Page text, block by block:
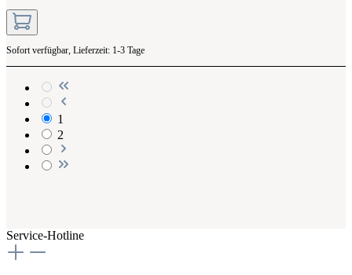
Sofort verfügbar, Lieferzeit: 1-3 Tage
1
2
Service-Hotline